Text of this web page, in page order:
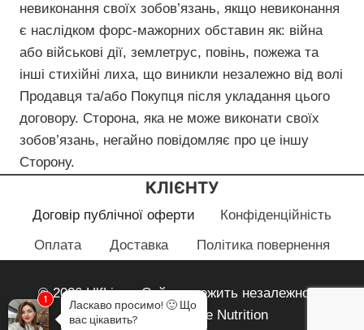
невиконання своїх зобов’язань, якщо невиконання
є наслідком форс-мажорних обставин як: війна
або військові дії, землетрус, повінь, пожежа та
інші стихійні лиха, що виникли незалежно від волі
Продавця та/або Покупця після укладання цього
договору. Сторона, яка не може виконати своїх
зобов’язань, негайно повідомляє про це іншу
Сторону.
КЛІЄНТУ
Договір публічної оферти
Конфіденційність
Оплата
Доставка Політика повернення
© 2026 HlfLiza - Сайт належить незалежному
партнеру Herbalife Nutrition
1 Ласкаво просимо! 🙂 Що
вас цікавить?